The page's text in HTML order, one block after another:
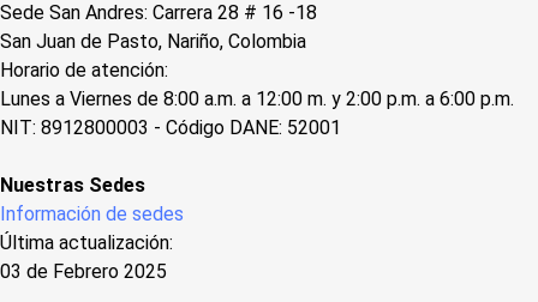
Sede San Andres: Carrera 28 # 16 -18
San Juan de Pasto, Nariño, Colombia
Horario de atención:
Lunes a Viernes de 8:00 a.m. a 12:00 m. y 2:00 p.m. a 6:00 p.m.
NIT: 8912800003 - Código DANE: 52001
Nuestras Sedes
Información de sedes
Última actualización:
03 de Febrero 2025